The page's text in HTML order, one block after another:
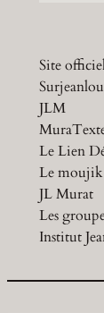
Site
JLM
Le Lien
Le moujik
JL Murat
Les
Institut